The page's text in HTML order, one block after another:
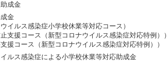
成金
金
ウイルス感染症小学校休業等対応コース）
止支援コース（新型コロナウイルス感染症対応特例））
支援コース（新型コロナウイルス感染症対応特例））
ルス感染症による小学校休業等対応助成金